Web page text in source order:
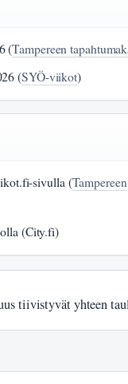
(Tampereen
(SYÖ-viikot)
sivulla (Tampereen
(City.fi)
tiivistyvät yhteen